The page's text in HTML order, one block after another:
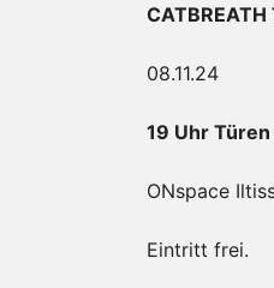
08.11.24
19 Uhr
ONspace
Eintritt frei.